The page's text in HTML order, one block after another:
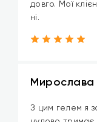
довго. Мої
ні.
Мирослава
З цим гелем я